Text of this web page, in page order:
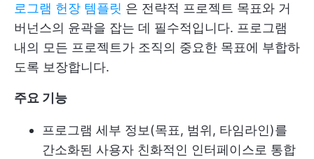
로그램 헌장 템플릿 은 전략적 프로젝트 목표와 거
버넌스의 윤곽을 잡는 데 필수적입니다. 프로그램
내의 모든 프로젝트가 조직의 중요한 목표에 부합하
도록 보장합니다.
주요 기능
프로그램 세부 정보(목표, 범위, 타임라인)를
간소화된 사용자 친화적인 인터페이스로 통합